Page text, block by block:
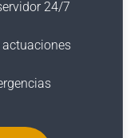
24/7
actuaciones